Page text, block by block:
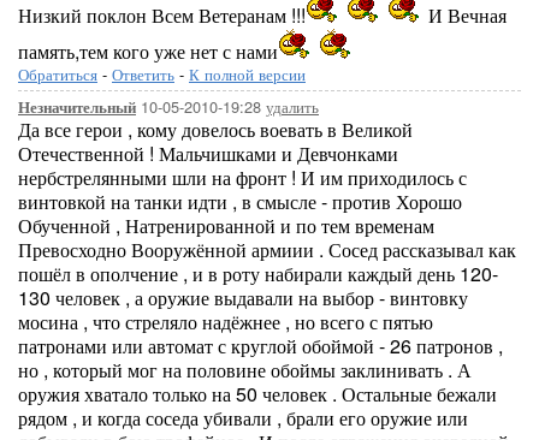
Низкий поклон Всем Ветеранам !!!
И Вечная
память,тем кого уже нет с нами
Обратиться - Ответить - К полной версии
Незначительный 10-05-2010-19:28 удалить
Да все герои , кому довелось воевать в Великой
Отечественной ! Мальчишками и Девчонками
нербстрелянными шли на фронт ! И им приходилось с
винтовкой на танки идти , в смысле - против Хорошо
Обученной , Натренированной и по тем временам
Превосходно Вооружённой армиии . Сосед рассказывал как
пошёл в ополчение , и в роту набирали каждый день 120-
130 человек , а оружие выдавали на выбор - винтовку
мосина , что стреляло надёжнее , но всего с пятью
патронами или автомат с круглой обоймой - 26 патронов ,
но , который мог на половине обоймы заклинивать . А
оружия хватало только на 50 человек . Остальные бежали
рядом , и когда соседа убивали , брали его оружие или